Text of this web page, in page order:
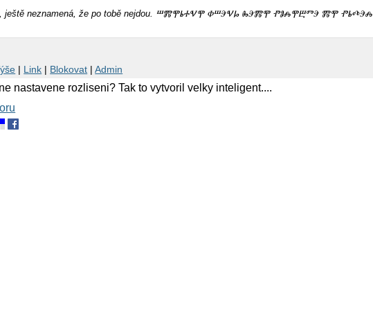
ještě neznamená, že po tobě nejdou. ⰞⰏⰉⰓⰀⰜⰉ ⰗⰞⰅⰜⰘ ⰈⰅⰏⰉ ⰒⰑⰎⰉⰁⰕⰅ ⰏⰉ ⰒⰓⰄⰅⰎ
| Link | Blokovat |Admin
nastavene rozliseni? Tak to vytvoril velky inteligent....